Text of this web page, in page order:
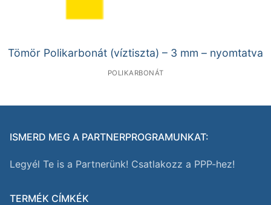
Tömör Polikarbonát (víztiszta) – 3 mm – nyomtatva
POLIKARBONÁT
ISMERD MEG A PARTNERPROGRAMUNKAT:
Legyél Te is a Partnerünk! Csatlakozz a PPP-hez!
TERMÉK CÍMKÉK